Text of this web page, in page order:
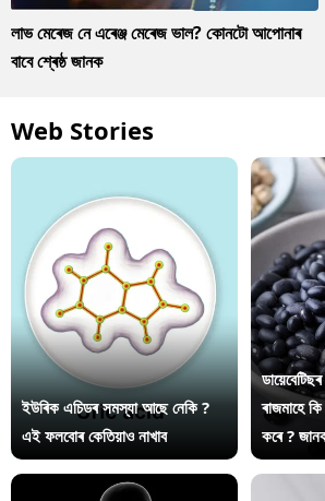
লাভ মেৰেজ নে এৰেঞ্জ মেৰেজ ভাল? কোনটো আপোনাৰ
বাবে শ্ৰেষ্ঠ জানক
Web Stories
ইউৰিক এচিডৰ সমস্যা আছে নেকি ?
এই ফলবোৰ কেতিয়াও নাখাব
ৰাজমাহে
কৰে ?